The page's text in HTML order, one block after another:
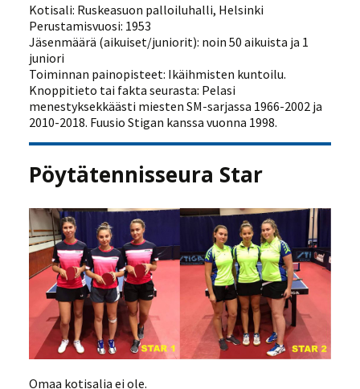
Kotisali: Ruskeasuon palloiluhalli, Helsinki
Perustamisvuosi: 1953
Jäsenmäärä (aikuiset/juniorit): noin 50 aikuista ja 1
juniori
Toiminnan painopisteet: Ikäihmisten kuntoilu.
Knoppitieto tai fakta seurasta: Pelasi
menestyksekkäästi miesten SM-sarjassa 1966-2002 ja
2010-2018. Fuusio Stigan kanssa vuonna 1998.
Pöytätennisseura Star
Omaa kotisalia ei ole.